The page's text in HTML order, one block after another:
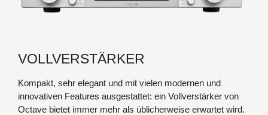
VOLLVERSTÄRKER
Kompakt, sehr elegant und mit vielen modernen und
innovativen Features ausgestattet: ein Vollverstärker von
Octave bietet immer mehr als üblicherweise erwartet wird.